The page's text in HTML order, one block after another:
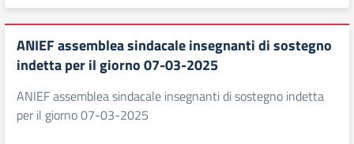
ANIEF assemblea sindacale insegnanti di sostegno
indetta per il giorno 07-03-2025
ANIEF assemblea sindacale insegnanti di sostegno indetta
per il giorno 07-03-2025